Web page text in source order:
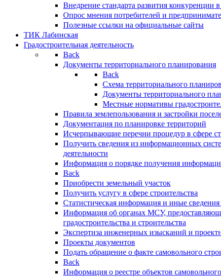
Внедрение стандарта развития конкуренции
Опрос мнения потребителей и
Полезные ссылки на официальные сайты
ТИК Лабинская
Градостроительная деятельность
Back
Документы территориального планирования
Back
Схема территориального
Документы территориального
Местные нормативы
Правила землепользования и застройки
Документация по планировке территорий
Исчерпывающие перечни процедур в сфере
Получить сведения из информационных
деятельности
Информация о порядке получения
Back
Приобрести земельный участок
Получить услугу в сфере строительства
Статистическая информация и иные сведения
Информация об органах МСУ,
градостроительства и строительства
Экспертиза инженерных изысканий и
Проекты документов
Подать обращение о факте самовольного
Back
Информация о реестре объектов